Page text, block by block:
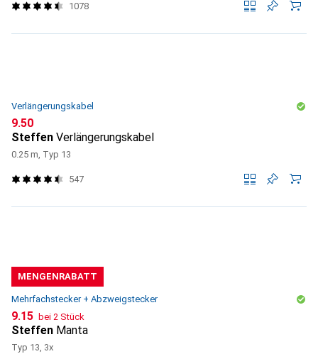
1078
Verlängerungskabel
CHF
9.50
Steffen Verlängerungskabel
0.25 m, Typ 13
547
MENGENRABATT
Mehrfachstecker + Abzweigstecker
CHF
9.15 bei 2 Stück
Steffen Manta
Typ 13, 3x